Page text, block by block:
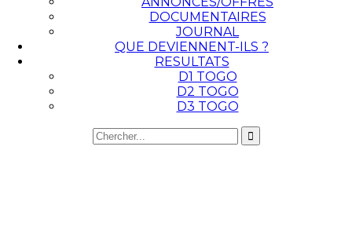
DOCUMENTAIRES
JOURNAL
QUE DEVIENNENT-ILS ?
RESULTATS
D1 TOGO
D2 TOGO
D3 TOGO